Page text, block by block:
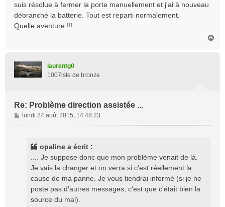
suis résolue à fermer la porte manuellement et j'ai à nouveau
débranché la batterie. Tout est reparti normalement.
Quelle aventure !!!
laurentg0
1007iste de bronze
Re: Problème direction assistée ...
M
e
lundi 24 août 2015, 14:48:23
opaline a écrit :
.... Je suppose donc que mon problème venait de là.
Je vais la changer et on verra si c'est réellement la
cause de ma panne. Je vous tiendrai informé (si je ne
poste pas d'autres messages, c'est que c'était bien la
source du mal).